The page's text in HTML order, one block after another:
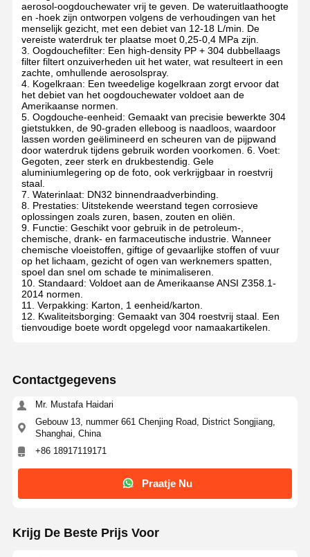
aerosol-oogdouchewater vrij te geven. De wateruitlaathoogte
en -hoek zijn ontworpen volgens de verhoudingen van het
menselijk gezicht, met een debiet van 12-18 L/min. De
vereiste waterdruk ter plaatse moet 0,25-0,4 MPa zijn.
3. Oogdouchefilter: Een high-density PP + 304 dubbellaags
filter filtert onzuiverheden uit het water, wat resulteert in een
zachte, omhullende aerosolspray.
4. Kogelkraan: Een tweedelige kogelkraan zorgt ervoor dat
het debiet van het oogdouchewater voldoet aan de
Amerikaanse normen.
5. Oogdouche-eenheid: Gemaakt van precisie bewerkte 304
gietstukken, de 90-graden elleboog is naadloos, waardoor
lassen worden geëlimineerd en scheuren van de pijpwand
door waterdruk tijdens gebruik worden voorkomen. 6. Voet:
Gegoten, zeer sterk en drukbestendig. Gele
aluminiumlegering op de foto, ook verkrijgbaar in roestvrij
staal.
7. Waterinlaat: DN32 binnendraadverbinding.
8. Prestaties: Uitstekende weerstand tegen corrosieve
oplossingen zoals zuren, basen, zouten en oliën.
9. Functie: Geschikt voor gebruik in de petroleum-,
chemische, drank- en farmaceutische industrie. Wanneer
chemische vloeistoffen, giftige of gevaarlijke stoffen of vuur
op het lichaam, gezicht of ogen van werknemers spatten,
spoel dan snel om schade te minimaliseren.
10. Standaard: Voldoet aan de Amerikaanse ANSI Z358.1-
2014 normen.
11. Verpakking: Karton, 1 eenheid/karton.
12. Kwaliteitsborging: Gemaakt van 304 roestvrij staal. Een
tienvoudige boete wordt opgelegd voor namaakartikelen.
Contactgegevens
Mr. Mustafa Haidari
Gebouw 13, nummer 661 Chenjing Road, District Songjiang,
Shanghai, China
+86 18917119171
Praatje Nu
Krijg De Beste Prijs Voor